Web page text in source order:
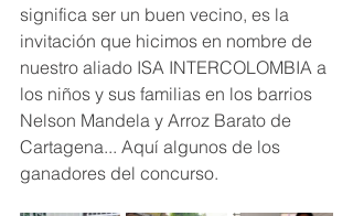
significa ser un buen vecino, es la
invitación que hicimos en nombre de
nuestro aliado ISA INTERCOLOMBIA a
los niños y sus familias en los barrios
Nelson Mandela y Arroz Barato de
Cartagena... Aquí algunos de los
ganadores del concurso.